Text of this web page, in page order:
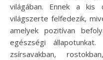
világában. Ennek a kis
világszerte felfedezik,
amelyek pozitívan
egészségi
zsírsavakban,